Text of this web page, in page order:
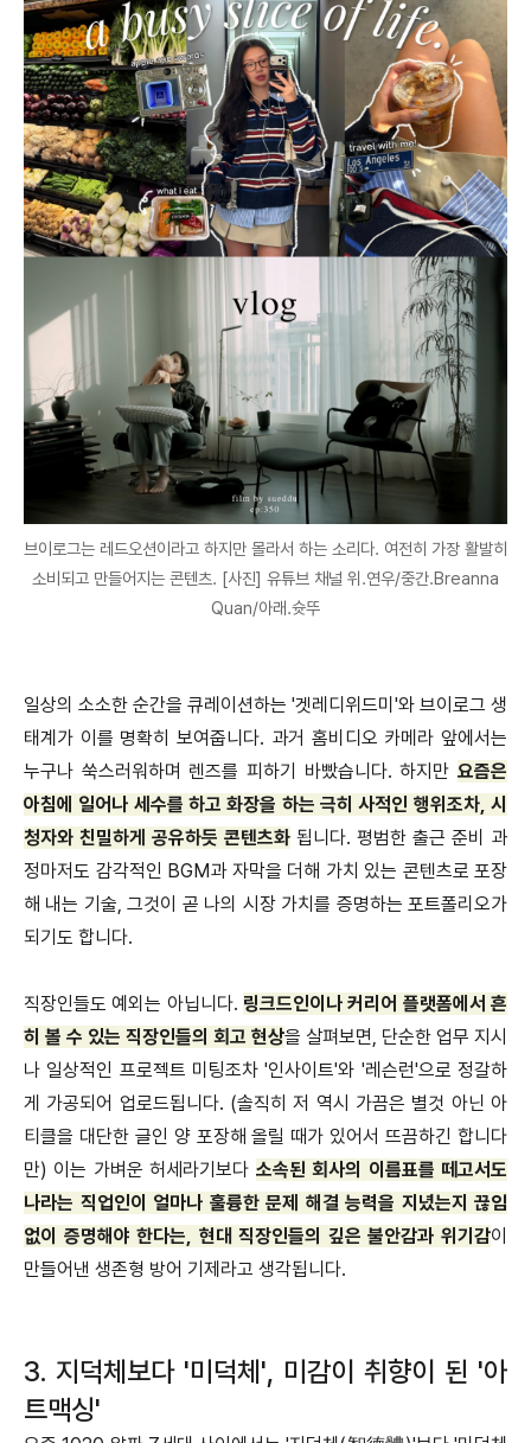
브이로그는 레드오션이라고 하지만 몰라서 하는 소리다. 여전히 가장 활발히
소비되고 만들어지는 콘텐츠. [사진] 유튜브 채널 위.연우/중간.Breanna
Quan/아래.슛뚜
일상의 소소한 순간을 큐레이션하는 '겟레디위드미'와 브이로그 생
태계가 이를 명확히 보여줍니다. 과거 홈비디오 카메라 앞에서는
누구나 쑥스러워하며 렌즈를 피하기 바빴습니다. 하지만 요즘은
아침에 일어나 세수를 하고 화장을 하는 극히 사적인 행위조차, 시
청자와 친밀하게 공유하듯 콘텐츠화 됩니다. 평범한 출근 준비 과
정마저도 감각적인 BGM과 자막을 더해 가치 있는 콘텐츠로 포장
해 내는 기술, 그것이 곧 나의 시장 가치를 증명하는 포트폴리오가
되기도 합니다.
직장인들도 예외는 아닙니다. 링크드인이나 커리어 플랫폼에서 흔
히 볼 수 있는 직장인들의 회고 현상을 살펴보면, 단순한 업무 지시
나 일상적인 프로젝트 미팅조차 '인사이트'와 '레슨런'으로 정갈하
게 가공되어 업로드됩니다. (솔직히 저 역시 가끔은 별것 아닌 아
티클을 대단한 글인 양 포장해 올릴 때가 있어서 뜨끔하긴 합니다
만) 이는 가벼운 허세라기보다 소속된 회사의 이름표를 떼고서도
나라는 직업인이 얼마나 훌륭한 문제 해결 능력을 지녔는지 끊임
없이 증명해야 한다는, 현대 직장인들의 깊은 불안감과 위기감이
만들어낸 생존형 방어 기제라고 생각됩니다.
3. 지덕체보다 '미덕체', 미감이 취향이 된 '아
트맥싱'